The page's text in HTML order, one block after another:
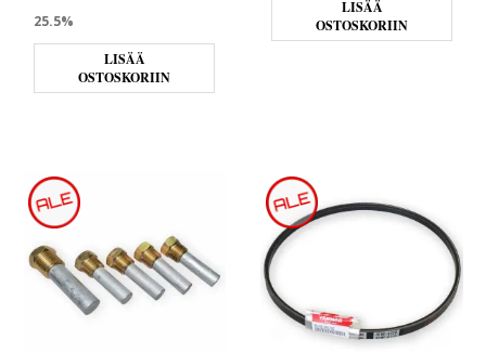
25.5%
LISÄÄ
OSTOSKORIIN
LISÄÄ
OSTOSKORIIN